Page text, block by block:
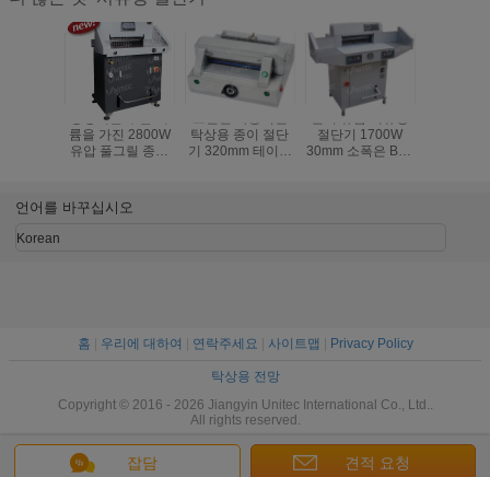
증명서를 주는 세
륨을 가진 2800W
유압 풀그릴 종이
탁상용 종이 절단
기 320mm 테이블
전기 유압 서류상
절단기 1700W
30mm 소폭은 BW-
잡담 견적 요청
언어를 바꾸십시오
Korean
홈 우리에 대하여 연락주세요 사이트맵 Privacy Policy
탁상용 전망
Copyright © 2016 - 2026 Jiangyin Unitec International Co., Ltd..
All rights reserved.